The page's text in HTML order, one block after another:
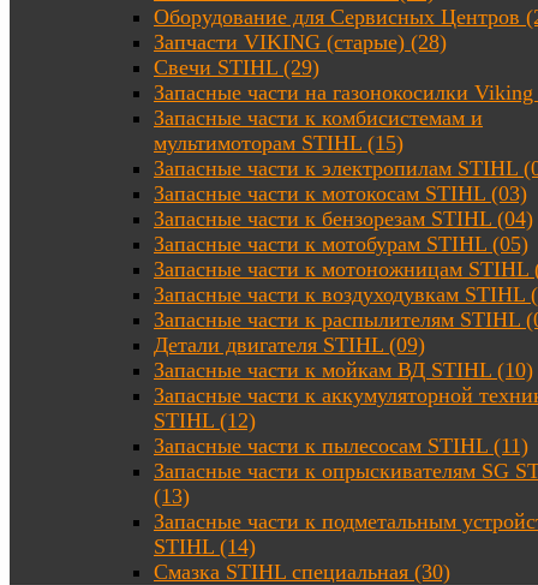
Оборудование для Сервисных Центров
Запчасти VIKING (старые) (28)
Свечи STIHL (29)
Запасные части на газонокосилки
Запасные части к комбисистемам и
мультимоторам STIHL (15)
Запасные части к электропилам STIHL
Запасные части к мотокосам STIHL (03)
Запасные части к бензорезам STIHL (04)
Запасные части к мотобурам STIHL (05)
Запасные части к мотоножницам STIHL
Запасные части к воздуходувкам STIHL
Запасные части к распылителям STIHL
Детали двигателя STIHL (09)
Запасные части к мойкам ВД STIHL (10)
Запасные части к аккумуляторной
STIHL (12)
Запасные части к пылесосам STIHL (11)
Запасные части к опрыскивателям SG
(13)
Запасные части к подметальным
STIHL (14)
Смазка STIHL специальная (30)